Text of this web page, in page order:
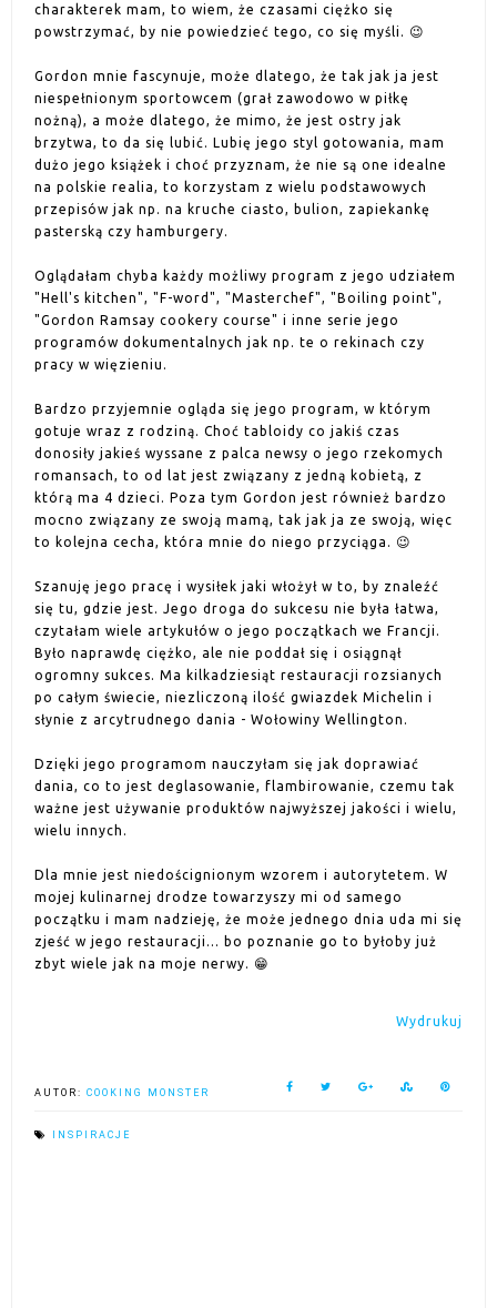
charakterek mam, to wiem, że czasami ciężko się
powstrzymać, by nie powiedzieć tego, co się myśli. 😉
Gordon mnie fascynuje, może dlatego, że tak jak ja jest
niespełnionym sportowcem (grał zawodowo w piłkę
nożną), a może dlatego, że mimo, że jest ostry jak
brzytwa, to da się lubić. Lubię jego styl gotowania, mam
dużo jego książek i choć przyznam, że nie są one idealne
na polskie realia, to korzystam z wielu podstawowych
przepisów jak np. na kruche ciasto, bulion, zapiekankę
pasterską czy hamburgery.
Oglądałam chyba każdy możliwy program z jego udziałem
"Hell's kitchen", "F-word", "Masterchef", "Boiling point",
"Gordon Ramsay cookery course" i inne serie jego
programów dokumentalnych jak np. te o rekinach czy
pracy w więzieniu.
Bardzo przyjemnie ogląda się jego program, w którym
gotuje wraz z rodziną. Choć tabloidy co jakiś czas
donosiły jakieś wyssane z palca newsy o jego rzekomych
romansach, to od lat jest związany z jedną kobietą, z
którą ma 4 dzieci. Poza tym Gordon jest również bardzo
mocno związany ze swoją mamą, tak jak ja ze swoją, więc
to kolejna cecha, która mnie do niego przyciąga. 😉
Szanuję jego pracę i wysiłek jaki włożył w to, by znaleźć
się tu, gdzie jest. Jego droga do sukcesu nie była łatwa,
czytałam wiele artykułów o jego początkach we Francji.
Było naprawdę ciężko, ale nie poddał się i osiągnął
ogromny sukces. Ma kilkadziesiąt restauracji rozsianych
po całym świecie, niezliczoną ilość gwiazdek Michelin i
słynie z arcytrudnego dania - Wołowiny Wellington.
Dzięki jego programom nauczyłam się jak doprawiać
dania, co to jest deglasowanie, flambirowanie, czemu tak
ważne jest używanie produktów najwyższej jakości i wielu,
wielu innych.
Dla mnie jest niedoścignionym wzorem i autorytetem. W
mojej kulinarnej drodze towarzyszy mi od samego
początku i mam nadzieję, że może jednego dnia uda mi się
zjeść w jego restauracji... bo poznanie go to byłoby już
zbyt wiele jak na moje nerwy. 😁
Wydrukuj
AUTOR: COOKING MONSTER
INSPIRACJE